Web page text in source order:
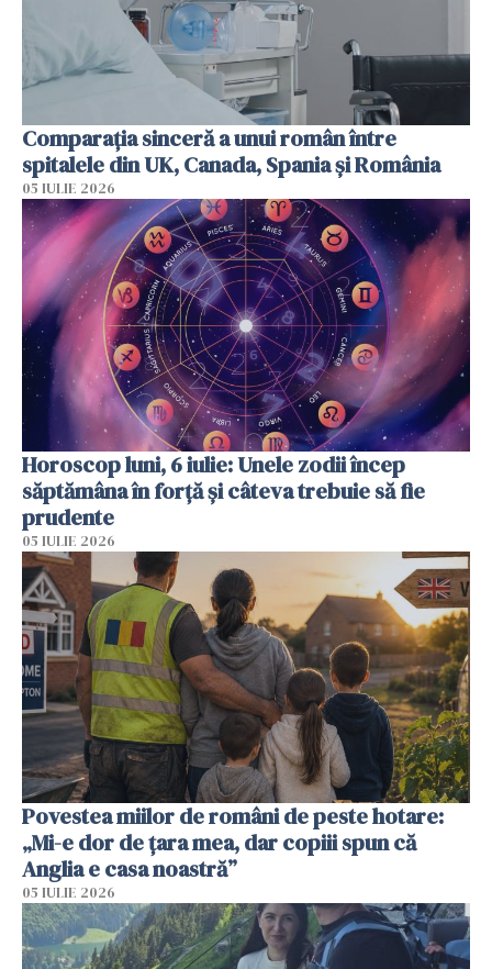
Comparația sinceră a unui român între
spitalele din UK, Canada, Spania și România
05 IULIE 2026
Horoscop luni, 6 iulie: Unele zodii încep
săptămâna în forță și câteva trebuie să fie
prudente
05 IULIE 2026
Povestea miilor de români de peste hotare:
„Mi-e dor de țara mea, dar copiii spun că
Anglia e casa noastră”
05 IULIE 2026